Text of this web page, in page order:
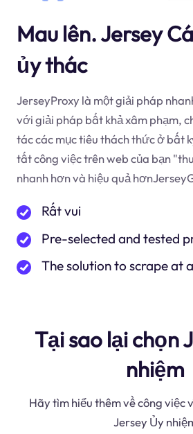
Mau lên. Jersey
ủy thác
JerseyProxy là một giải pháp
với giải pháp bất khả xâm phạm,
tác các mục tiêu thách thức ở bất
tất công việc trên web của bạn
nhanh hơn và hiệu quả
Rất vui
Pre-selected and tested
The solution to scrape at
Tại sao lại chọn
nhiệm
Hãy tìm hiểu thêm về công việc
Jersey Ủy